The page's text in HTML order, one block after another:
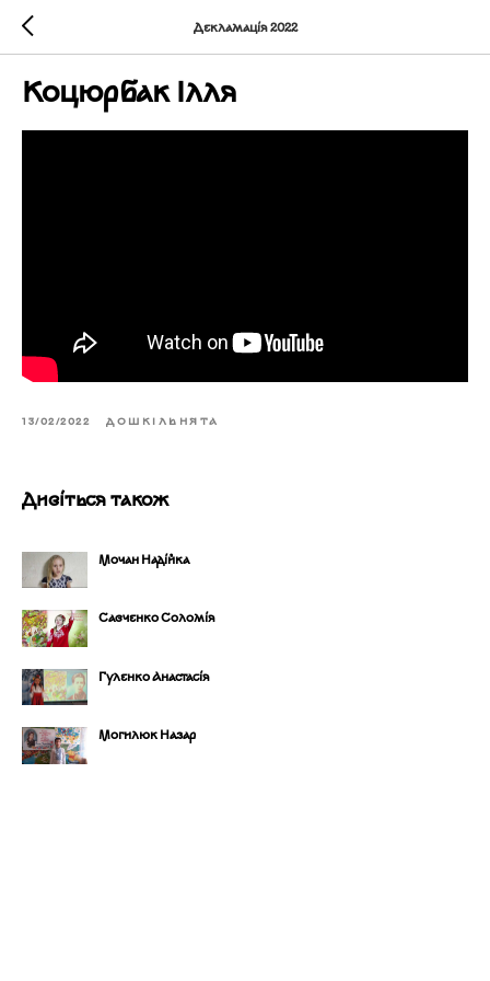
Декламація 2022
Коцюрбак Ілля
13/02/2022 ДОШКІЛЬНЯТА
Дивіться також
Мочан Надійка
Савченко Соломія
Гуленко Анастасія
Могилюк Назар